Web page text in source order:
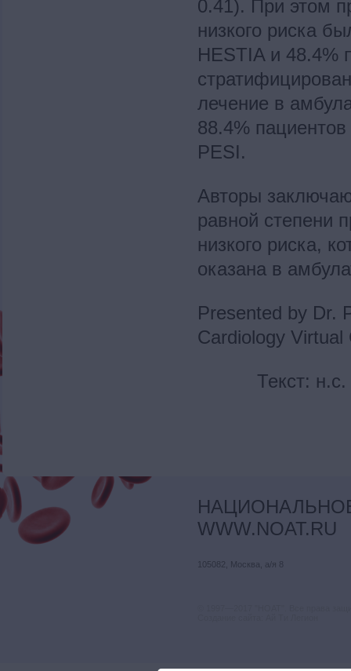
0.41). При этом
низкого риска
HESTIA и 48.4%
лечение в
88.4%
PESI.
Авторы
равной степени
низкого риска,
оказана в
Presented by Dr.
Cardiology
Текст:
WWW.NOAT.RU
105082, Москва, а/я 8